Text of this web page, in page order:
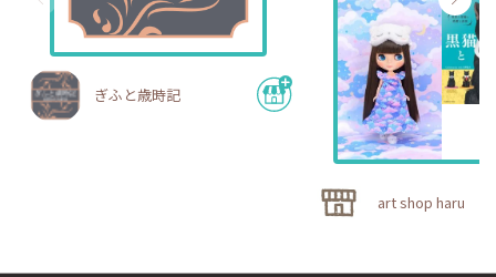
ぎふと歳時記
art shop haru